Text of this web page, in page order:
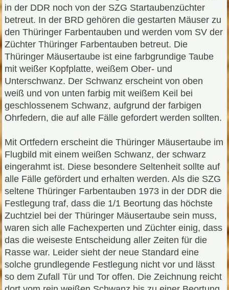
in der DDR noch von der SZG Startaubenzüchter
betreut. In der BRD gehören die gestarten Mäuser zu
den Thüringer Farbentauben und werden vom SV der
Züchter Thüringer Farbentauben betreut. Die
Thüringer Mäusertaube ist eine farbgrundige Taube
mit weißer Kopfplatte, weißem Ober- und
Unterschwanz. Der Schwanz erscheint von oben
weiß und von unten farbig mit weißem Keil bei
geschlossenem Schwanz, aufgrund der farbigen
Ohrfedern, die auf alle Fälle gefordert werden sollten.
Mit Ortfedern erscheint die Thüringer Mäusertaube im
Flugbild mit einem weißen Schwanz, der schwarz
eingerahmt ist. Diese besondere Seltenheit sollte auf
alle Fälle gefördert und erhalten werden. Als die SZG
seltene Thüringer Farbentauben 1973 in der DDR die
Festlegung traf, dass die 1/1 Beortung das höchste
Zuchtziel bei der Thüringer Mäusertaube sein muss,
waren sich alle Fachexperten und Züchter einig, dass
das die weiseste Entscheidung aller Zeiten für die
Rasse war. Leider sieht der neue Standard eine
solche grundlegende Festlegung nicht vor und lässt
so dem Zufall Tür und Tor offen. Die Zeichnung reicht